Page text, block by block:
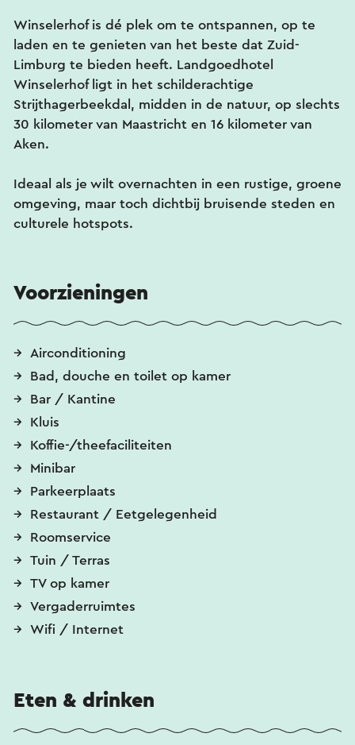
Winselerhof is dé plek om te ontspannen, op te
laden en te genieten van het beste dat Zuid-
Limburg te bieden heeft. Landgoedhotel
Winselerhof ligt in het schilderachtige
Strijthagerbeekdal, midden in de natuur, op slechts
30 kilometer van Maastricht en 16 kilometer van
Aken.
Ideaal als je wilt overnachten in een rustige, groene
omgeving, maar toch dichtbij bruisende steden en
culturele hotspots.
Voorzieningen
Airconditioning
Bad, douche en toilet op kamer
Bar / Kantine
Kluis
Koffie-/theefaciliteiten
Minibar
Parkeerplaats
Restaurant / Eetgelegenheid
Roomservice
Tuin / Terras
TV op kamer
Vergaderruimtes
Wifi / Internet
Eten & drinken